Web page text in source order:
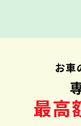
お車
最高